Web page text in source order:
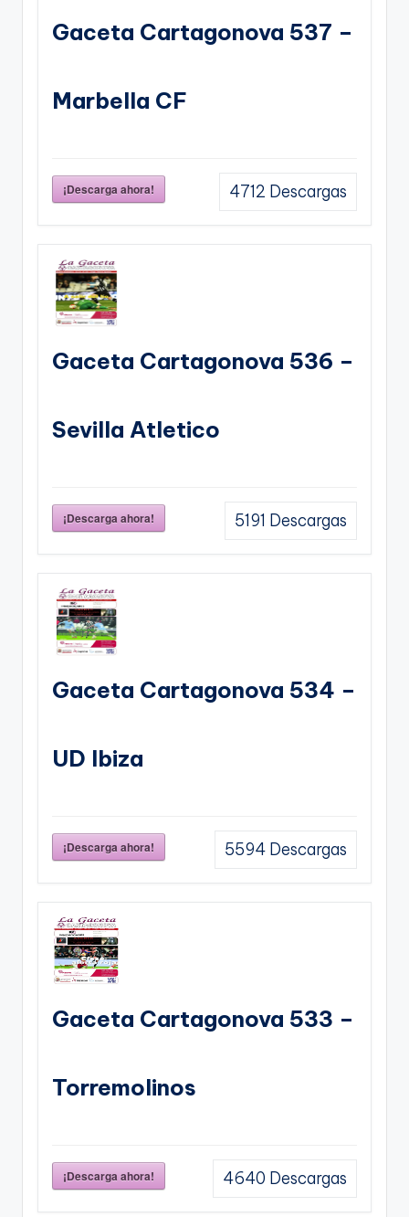
Gaceta Cartagonova 537 –
Marbella CF
¡Descarga ahora! 4712 Descargas
Gaceta Cartagonova 536 –
Sevilla Atletico
¡Descarga ahora! 5191 Descargas
Gaceta Cartagonova 534 –
UD Ibiza
¡Descarga ahora! 5594 Descargas
Gaceta Cartagonova 533 –
Torremolinos
¡Descarga ahora! 4640 Descargas